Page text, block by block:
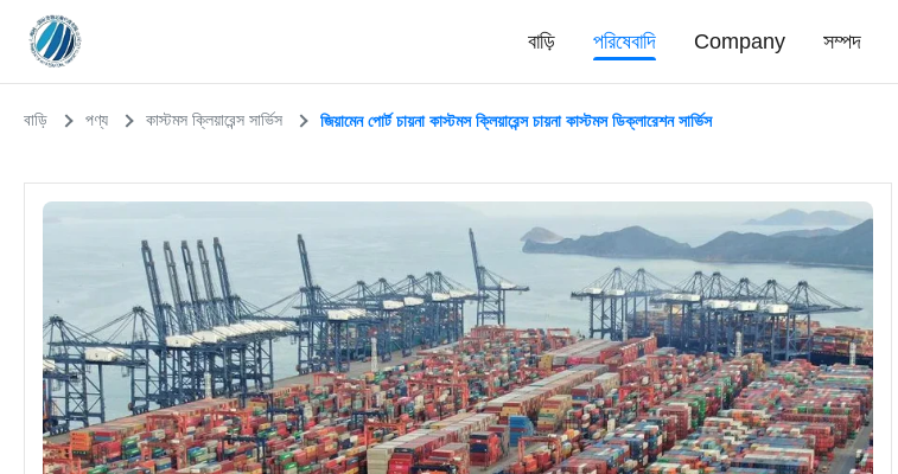
বাড়ি পরিষেবাদি Company সম্পদ
বাড়ি পণ্য কাস্টমস ক্লিয়ারেন্স সার্ভিস জিয়ামেন পোর্ট চায়না কাস্টমস ক্লিয়ারেন্স চায়না কাস্টমস ডিক্লারেশন সার্ভিস